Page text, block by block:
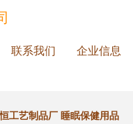
联系我们 企业信息
工艺制品厂 睡眠保健用品